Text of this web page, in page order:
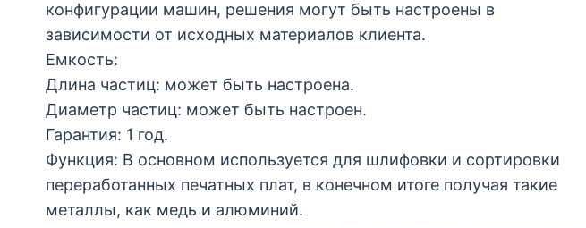
конфигурации машин, решения могут быть настроены в
зависимости от исходных материалов клиента.
Емкость:
Длина частиц: может быть настроена.
Диаметр частиц: может быть настроен.
Гарантия: 1 год.
Функция: В основном используется для шлифовки и сортировки
переработанных печатных плат, в конечном итоге получая такие
металлы, как медь и алюминий.